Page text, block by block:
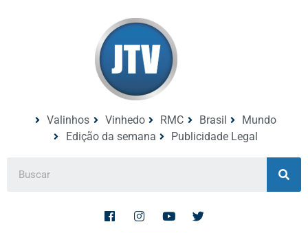
Valinhos Vinhedo RMC Brasil
Mundo
Edição da semana
Publicidade Legal